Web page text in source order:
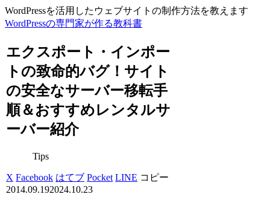
WordPressを活用したウェブサイトの制作方法を教えます
WordPressの専門家が作る教科書
エクスポート・インポー
トの致命的バグ！サイト
の安全なサーバー移転手
順＆おすすめレンタルサ
ーバー紹介
Tips
X Facebook はてブ Pocket LINE コピー
2014.09.192024.10.23